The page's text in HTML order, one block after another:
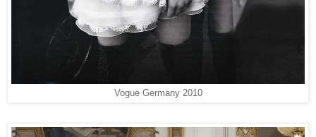
Vogue Germany 2010